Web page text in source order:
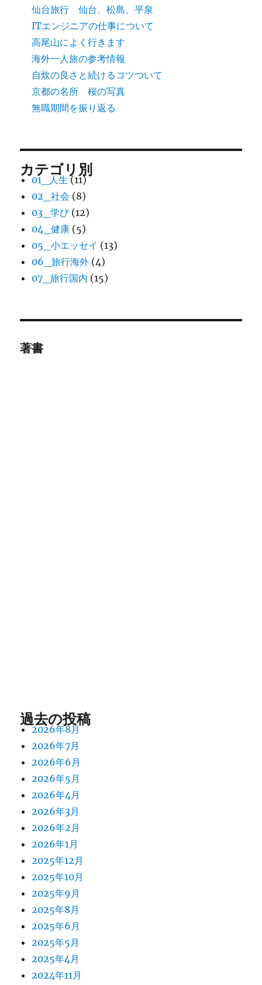
仙台旅行 仙台、松島、平泉
ITエンジニアの仕事について
高尾山によく行きます
海外一人旅の参考情報
自炊の良さと続けるコツついて
京都の名所 桜の写真
無職期間を振り返る
カテゴリ別
01_人生 (11)
02_社会 (8)
03_学び(12)
04_健康 (5)
05_小エッセイ (13)
06_旅行海外 (4)
07_旅行国内 (15)
著書
過去の投稿
2026年8月
2026年7月
2026年6月
2026年5月
2026年4月
2026年3月
2026年2月
2026年1月
2025年12月
2025年10月
2025年9月
2025年8月
2025年6月
2025年5月
2025年4月
2024年11月